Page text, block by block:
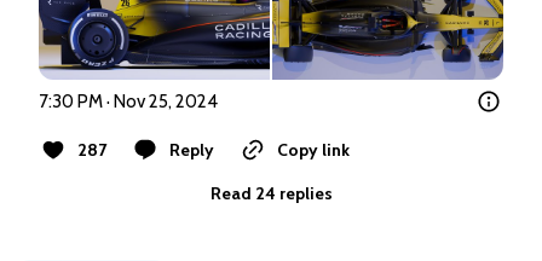
7:30 PM · Nov 25, 2024
287 Reply
Copy link
Read 24 replies